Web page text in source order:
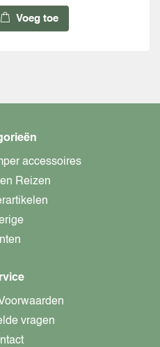
Voeg toe
accessoires
Reizen
vragen